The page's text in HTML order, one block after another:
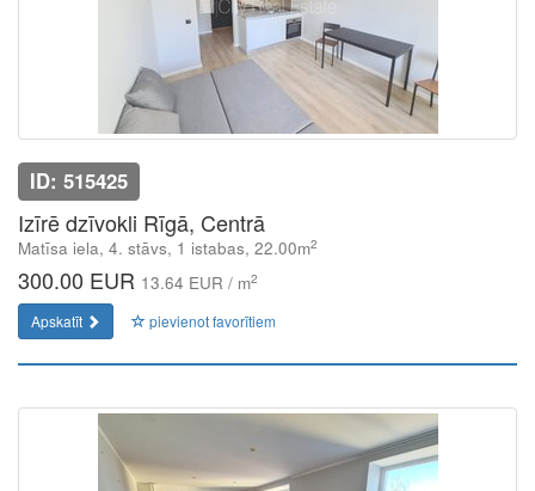
ID: 515425
Izīrē dzīvokli Rīgā, Centrā
Matīsa iela, 4. stāvs, 1 istabas, 22.00m2
300.00 EUR 13.64 EUR / m2
Apskatīt pievienot favorītiem